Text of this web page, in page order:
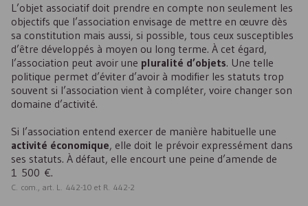
L’objet associatif doit prendre en compte non seulement les
objectifs que l’association envisage de mettre en œuvre dès
sa constitution mais aussi, si possible, tous ceux susceptibles
d’être développés à moyen ou long terme. À cet égard,
l’association peut avoir une pluralité d’objets. Une telle
politique permet d’éviter d’avoir à modifier les statuts trop
souvent si l’association vient à compléter, voire changer son
domaine d’activité.
Si l’association entend exercer de manière habituelle une
activité économique, elle doit le prévoir expressément dans
ses statuts. À défaut, elle encourt une peine d’amende de
1 500 €.
C. com., art. L. 442-10 et R. 442-2